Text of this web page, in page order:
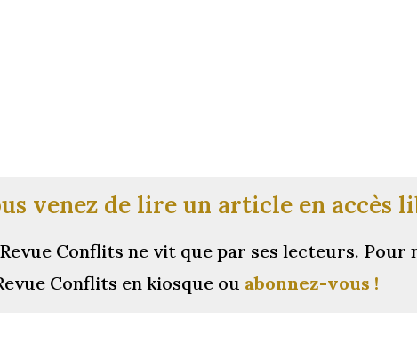
venez de lire un article en accès
Conflits ne vit que par ses lecteurs. Pour
Conflits en kiosque ou abonnez-vous !